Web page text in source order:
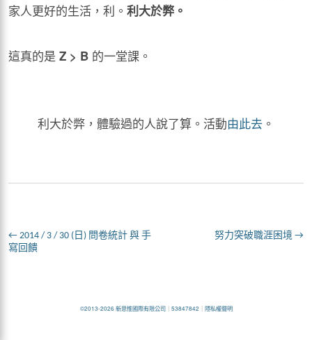
家人更好的生活，利。 利大於弊。
這真的是 Z > B 的一堂課。
利大於弊，體驗過的人說了算。活動由此去 。
← 2014 / 3 / 30 (日) 問卷統計 與 手
寫回饋
努力突破職涯困境 →
©2013-2026 新思惟國際有限公司｜ 53847842 ｜ 隱私權聲明